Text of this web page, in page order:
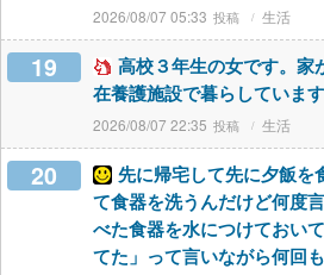
2026/08/07 05:33 生活
19
高校３年生の女です。家
在養護施設で暮らしています
2026/08/07 22:35 生活
20
先に帰宅して先に夕飯を
て食器を洗うんだけど何度
べた食器を水につけておい
てた」って言いながら何回